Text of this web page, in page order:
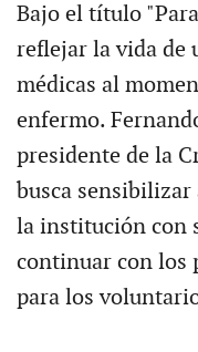
Bajo el título
reflejar la vida de
médicas al
enfermo.
presidente de la
busca sensibilizar
la institución con
continuar con los
para los